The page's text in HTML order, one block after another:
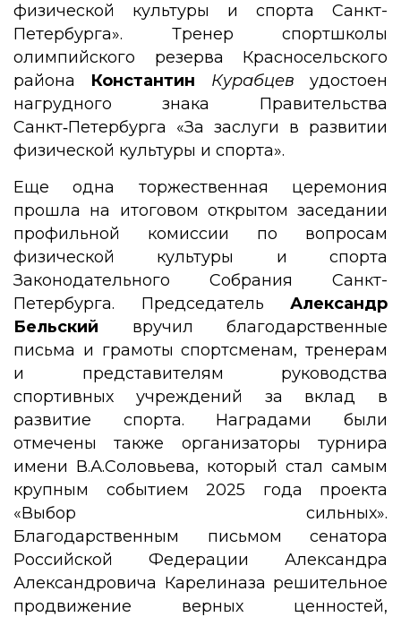
физической культуры и спорта Санкт-
Петербурга». Тренер спортшколы
олимпийского резерва Красносельского
района Константин Курабцев удостоен
нагрудного знака Правительства
Санкт‑Петербурга «За заслуги в развитии
физической культуры и спорта».
Еще одна торжественная церемония
прошла на итоговом открытом заседании
профильной комиссии по вопросам
физической культуры и спорта
Законодательного Собрания Санкт-
Петербурга. Председатель Александр
Бельский вручил благодарственные
письма и грамоты спортсменам, тренерам
и представителям руководства
спортивных учреждений за вклад в
развитие спорта. Наградами были
отмечены также организаторы турнира
имени В.А.Соловьева, который стал самым
крупным событием 2025 года проекта
«Выбор сильных».
Благодарственным письмом сенатора
Российской Федерации Александра
Александровича Карелиназа решительное
продвижение верных ценностей,